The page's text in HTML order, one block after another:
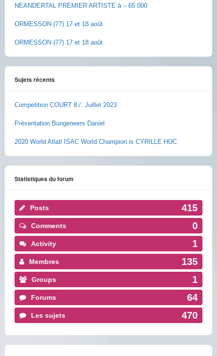
NEANDERTAL PREMIER ARTISTE à – 65 000
ORMESSON (77) 17 et 18 août
ORMESSON (77) 17 et 18 août
Sujets récents
Competition COURT 8./. Juillet 2023
Présentation Bungeneers Daniel
2020 World Atlatl ISAC World Champion is CYRILLE HUC
Statistiques du forum
Posts 415
Comments 0
Activity 1
Membres 135
Groups 1
Forums 64
Les sujets 470